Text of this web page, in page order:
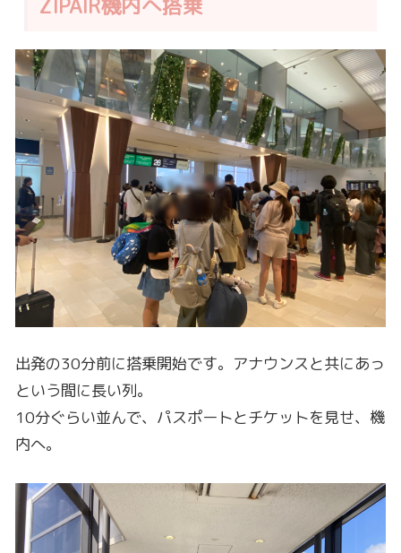
出発の30分前に搭乗開始です。アナウンスと共にあっ
という間に長い列。
10分ぐらい並んで、パスポートとチケットを見せ、機
内へ。